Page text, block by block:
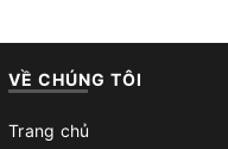
VỀ CHÚNG TÔI
Trang chủ